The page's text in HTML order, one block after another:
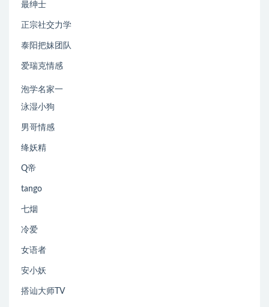
最绅士
正宗社交力学
泰阳把妹团队
爱瑞克情感
泡学名家一
泳湿小狗
男哥情感
绛妖精
Q帝
tango
七烟
冷爱
女语者
安小妖
搭讪大师TV